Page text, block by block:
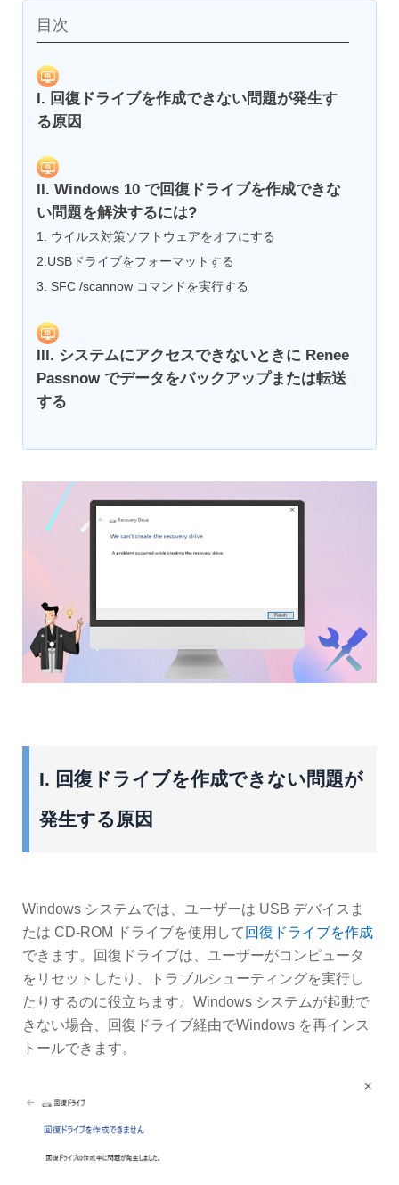
目次
I. 回復ドライブを作成できない問題が発生す
る原因
II. Windows 10 で回復ドライブを作成できな
い問題を解決するには?
1. ウイルス対策ソフトウェアをオフにする
2.USBドライブをフォーマットする
3. SFC /scannow コマンドを実行する
III. システムにアクセスできないときに Renee
Passnow でデータをバックアップまたは転送
する
I. 回復ドライブを作成できない問題が
発生する原因
Windows システムでは、ユーザーは USB デバイスま
たは CD-ROM ドライブを使用して 回復ドライブを作成
できます。回復ドライブは、ユーザーがコンピュータ
をリセットしたり、トラブルシューティングを実行し
たりするのに役立ちます。Windows システムが起動で
きない場合、回復ドライブ経由でWindows を再インス
トールできます。